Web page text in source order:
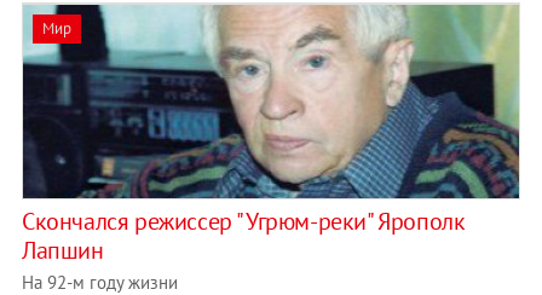
Мир
Скончался режиссер "Угрюм-реки" Ярополк
Лапшин
На 92-м году жизни